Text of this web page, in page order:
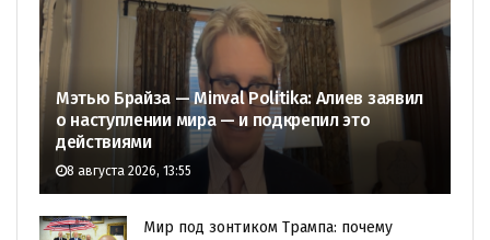
Мэтью Брайза — Minval Politika: Алиев заявил
о наступлении мира — и подкрепил это
действиями
8 августа 2026, 13:55
Мир под зонтиком Трампа: почему